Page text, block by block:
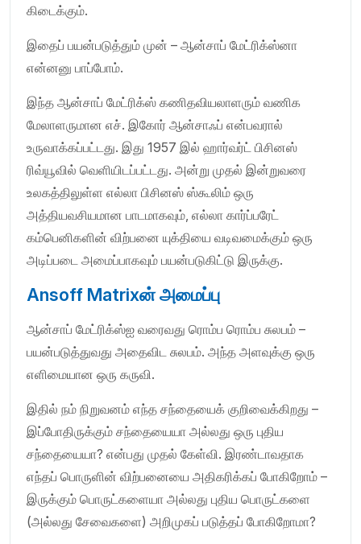
கிடைக்கும்.
இதைப் பயன்படுத்தும் முன் – ஆன்சாப் மேட்ரிக்ஸ்னா
என்னனு பாப்போம்.
இந்த ஆன்சாப் மேட்ரிக்ஸ் கணிதவியலாளரும் வணிக
மேலாளருமான எச். இகோர் ஆன்சாஃப் என்பவரால்
உருவாக்கப்பட்டது. இது 1957 இல் ஹார்வர்ட் பிசினஸ்
ரிவ்யூவில் வெளியிடப்பட்டது. அன்று முதல் இன்றுவரை
உலகத்திலுள்ள எல்லா பிசினஸ் ஸ்கூலிம் ஒரு
அத்தியவசியமான பாடமாகவும், எல்லா கார்ப்பரேட்
கம்பெனிகளின் விற்பனை யுக்தியை வடிவமைக்கும் ஒரு
அடிப்படை அமைப்பாகவும் பயன்படுகிட்டு இருக்கு.
Ansoff Matrixன் அமைப்பு
ஆன்சாப் மேட்ரிக்ஸ்ஐ வரைவது ரொம்ப ரொம்ப சுலபம் –
பயன்படுத்துவது அதைவிட சுலபம். அந்த அளவுக்கு ஒரு
எளிமையான ஒரு கருவி.
இதில் நம் நிறுவனம் எந்த சந்தையைக் குறிவைக்கிறது –
இப்போதிருக்கும் சந்தையையா அல்லது ஒரு புதிய
சந்தையையா? என்பது முதல் கேள்வி. இரண்டாவதாக
எந்தப் பொருளின் விற்பனையை அதிகரிக்கப் போகிறோம் –
இருக்கும் பொருட்களையா அல்லது புதிய பொருட்களை
(அல்லது சேவைகளை) அறிமுகப் படுத்தப் போகிறோமா?